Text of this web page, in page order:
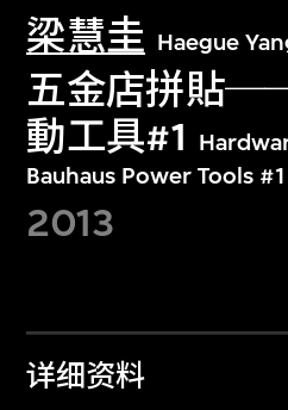
梁慧圭 Haegue
五金店拼貼
動工具#1
Bauhaus Power Tools #1
2013
详细资料